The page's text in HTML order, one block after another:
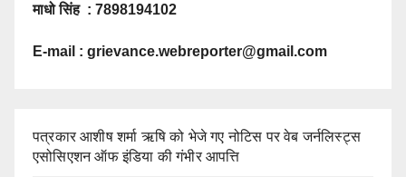
माधो सिंह : 7898194102
E-mail : grievance.webreporter@gmail.com
पत्रकार आशीष शर्मा ऋषि को भेजे गए नोटिस पर वेब जर्नलिस्ट्स
एसोसिएशन ऑफ इंडिया की गंभीर आपत्ति